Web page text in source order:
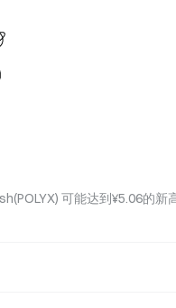
可能达到¥5.06的新